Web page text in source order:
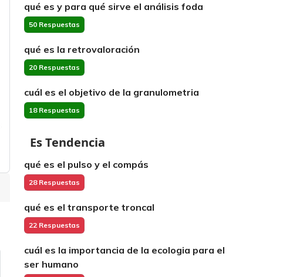
qué es y para qué sirve el análisis foda
50 Respuestas
qué es la retrovaloración
20 Respuestas
cuál es el objetivo de la granulometria
18 Respuestas
Es Tendencia
qué es el pulso y el compás
28 Respuestas
qué es el transporte troncal
22 Respuestas
cuál es la importancia de la ecologia para el
ser humano